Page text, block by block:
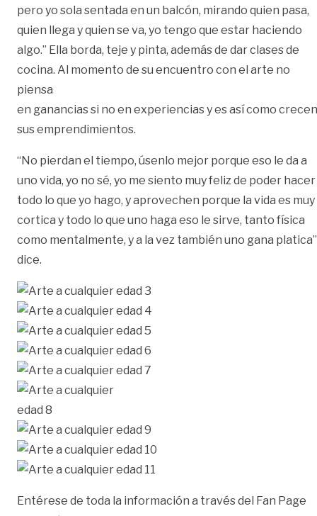
pero yo sola sentada en un balcón, mirando quien pasa,
quien llega y quien se va, yo tengo que estar haciendo
algo.” Ella borda, teje y pinta, además de dar clases de
cocina. Al momento de su encuentro con el arte no
piensa
en ganancias si no en experiencias y es así como crecen
sus emprendimientos.
“No pierdan el tiempo, úsenlo mejor porque eso le da a
uno vida, yo no sé, yo me siento muy feliz de poder hacer
todo lo que yo hago, y aprovechen porque la vida es muy
cortica y todo lo que uno haga eso le sirve, tanto física
como mentalmente, y a la vez también uno gana
dice.
Entérese de toda la información a través del Fan Page